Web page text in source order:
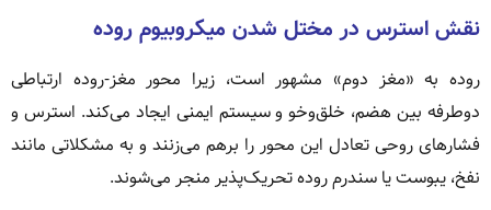
نقش استرس در مختل شدن میکروبیوم روده
روده به «مغز دوم» مشهور است، زیرا محور مغز-روده ارتباطی
دوطرفه بین هضم، خلق‌وخو و سیستم ایمنی ایجاد می‌کند. استرس و
فشارهای روحی تعادل این محور را برهم می‌زنند و به مشکلاتی مانند
نفخ، یبوست یا سندرم روده تحریک‌پذیر منجر می‌شوند.